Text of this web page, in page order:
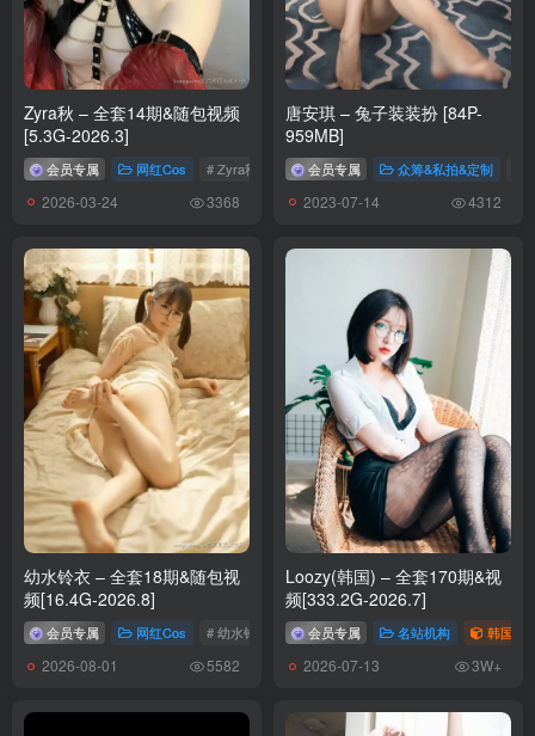
[1.7]
神沢永莉 – NO.015 半双马尾体操服大腿袜[68P-246M]
[2024.1.6]
[9.6更1]
神沢永莉 – NO.013 万圣节粉毛小恶魔[41P-303.5M]
[8.7更1]
神沢永莉 – NO.012 家庭作业[73P-265.2M]
[8.1更1]
神沢永莉 – NO.011 英梨梨修女自拍[129P-200.1M]
[7.28更1]
神沢永莉 – NO.010 ckt浴室蓝白泳衣辫子[70P-115.9M]
[7.26更1]
神沢永莉 – NO.009 ckt♡前开卫衣黑丝牛仔裤[88P-868.7M]
[6.5更1]
Zyra秋 – 全套14期&随包视频
[5.3G-2026.3]
会员专属 网红Cos # Zyra秋
2026-03-24 3368
唐安琪 – 兔子装装扮 [84P-
959MB]
会员专属 众筹&私拍&定制
2023-07-14 4312
幼水铃衣 – 全套18期&随包视
频[16.4G-2026.8]
会员专属 网红Cos # 幼水铃衣
2026-08-01 5582
Loozy(韩国) – 全套170期&视
频[333.2G-2026.7]
会员专属 名站机构 韩国（
2026-07-13 3W+